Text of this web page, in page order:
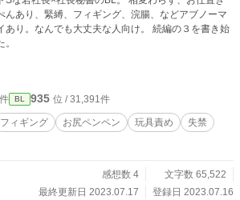
んあり、緊縛、フィギング、浣腸、などアブノーマ
。なんでも大丈夫な人向け。 続編の３を書き始
BL 935 位 / 31,391件
フィギング お尻ペンペン 玩具責め
失禁
感想数 4
文字数 65,522
最終更新日 2023.07.17
登録日 2023.07.16